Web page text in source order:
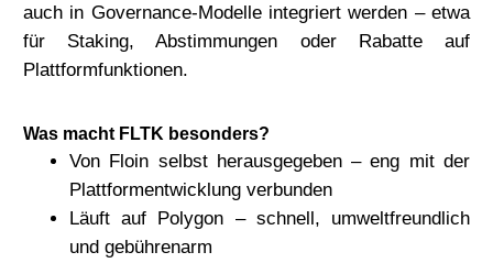
auch in Governance-Modelle integriert werden – etwa
für Staking, Abstimmungen oder Rabatte auf
Plattformfunktionen.
Was macht FLTK besonders?
Von Floin selbst herausgegeben – eng mit der
Plattformentwicklung verbunden
Läuft auf Polygon – schnell, umweltfreundlich
und gebührenarm